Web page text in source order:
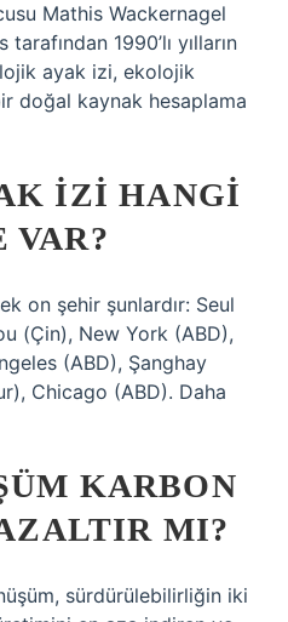
Mathis Wackernagel
1990’lı yılların
ayak izi, ekolojik
doğal kaynak hesaplama
IZI HANGI
VAR?
on şehir şunlardır: Seul
(Çin), New York (ABD),
(ABD), Şanghay
Chicago (ABD). Daha
KARBON
MI?
sürdürülebilirliğin iki